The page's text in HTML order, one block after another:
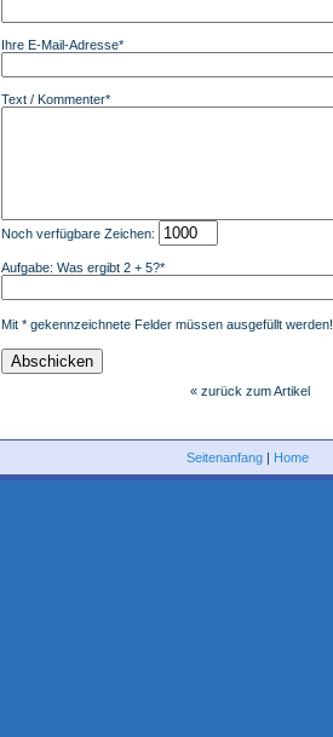
Ihre E-Mail-Adresse*
Text / Kommenter*
Noch verfügbare Zeichen:
Aufgabe: Was ergibt 2 + 5?*
Mit * gekennzeichnete Felder müssen ausgefüllt werden!
« zurück zum Artikel
Seitenanfang | Home